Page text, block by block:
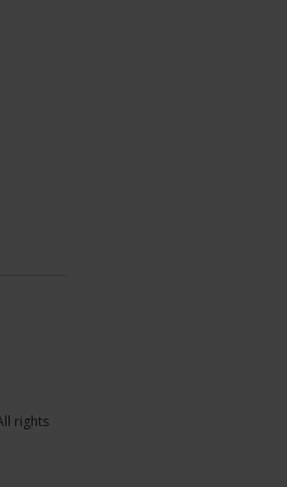
rights